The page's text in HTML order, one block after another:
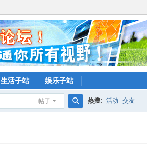
生活子站 娱乐子站
帖子 热搜: 活动 交友